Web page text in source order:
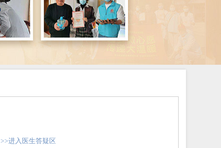
>>进入医生答疑区